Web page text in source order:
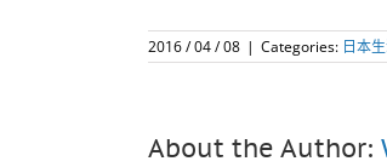
2016 / 04 / 08 | Categories: 日本
About the Author: